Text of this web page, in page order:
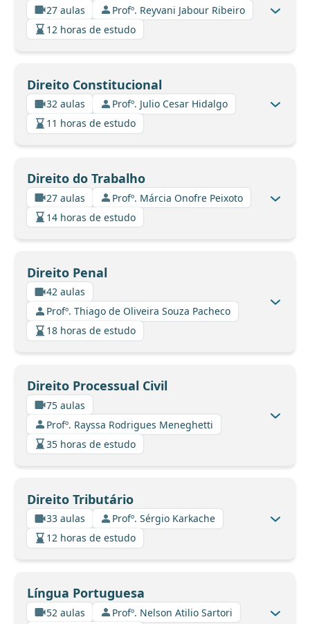
27 aulas
Profº. Reyvani Jabour Ribeiro
12 horas de estudo
Direito Constitucional
32 aulas
Profº. Julio Cesar Hidalgo
11 horas de estudo
Direito do Trabalho
27 aulas
Profº. Márcia Onofre Peixoto
14 horas de estudo
Direito Penal
42 aulas
Profº. Thiago de Oliveira Souza Pacheco
18 horas de estudo
Direito Processual Civil
75 aulas
Profº. Rayssa Rodrigues Meneghetti
35 horas de estudo
Direito Tributário
33 aulas
Profº. Sérgio Karkache
12 horas de estudo
Língua Portuguesa
52 aulas
Profº. Nelson Atilio Sartori